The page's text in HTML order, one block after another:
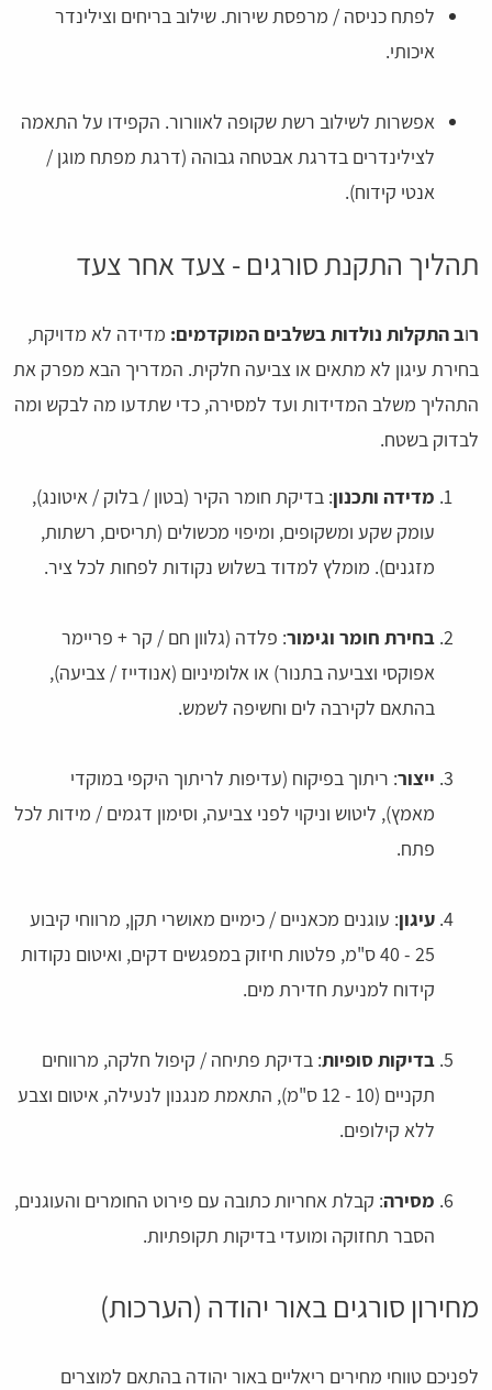
לפתח כניסה / מרפסת שירות. שילוב בריחים וצילינדר
איכותי.
אפשרות לשילוב רשת שקופה לאוורור. הקפידו על התאמה
לצילינדרים בדרגת אבטחה גבוהה (דרגת מפתח מוגן /
אנטי קידוח).
תהליך התקנת סורגים - צעד אחר צעד
רוב התקלות נולדות בשלבים המוקדמים: מדידה לא מדויקת,
בחירת עיגון לא מתאים או צביעה חלקית. המדריך הבא מפרק את
התהליך משלב המדידות ועד למסירה, כדי שתדעו מה לבקש ומה
לבדוק בשטח.
מדידה ותכנון: בדיקת חומר הקיר (בטון / בלוק / איטונג),
עומק שקע ומשקופים, ומיפוי מכשולים (תריסים, רשתות,
מזגנים). מומלץ למדוד בשלוש נקודות לפחות לכל ציר.
בחירת חומר וגימור: פלדה (גלוון חם / קר + פריימר
אפוקסי וצביעה בתנור) או אלומיניום (אנודייז / צביעה),
בהתאם לקירבה לים וחשיפה לשמש.
ייצור: ריתוך בפיקוח (עדיפות לריתוך היקפי במוקדי
מאמץ), ליטוש וניקוי לפני צביעה, וסימון דגמים / מידות לכל
פתח.
עיגון: עוגנים מכאניים / כימיים מאושרי תקן, מרווחי קיבוע
25 - 40 ס"מ, פלטות חיזוק במפגשים דקים, ואיטום נקודות
קידוח למניעת חדירת מים.
בדיקות סופיות: בדיקת פתיחה / קיפול חלקה, מרווחים
תקניים (10 - 12 ס"מ), התאמת מנגנון לנעילה, איטום וצבע
ללא קילופים.
מסירה: קבלת אחריות כתובה עם פירוט החומרים והעוגנים,
הסבר תחזוקה ומועדי בדיקות תקופתיות.
מחירון סורגים באור יהודה (הערכות)
לפניכם טווחי מחירים ריאליים באור יהודה בהתאם למוצרים